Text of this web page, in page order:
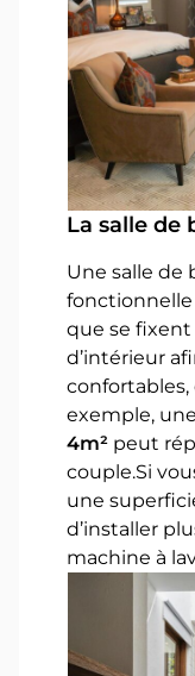
La salle de
Une salle
fonctionnelle
que se fixent
d’intérieur
exemple,
4m² peut
couple.Si
une
d’installer
machine à